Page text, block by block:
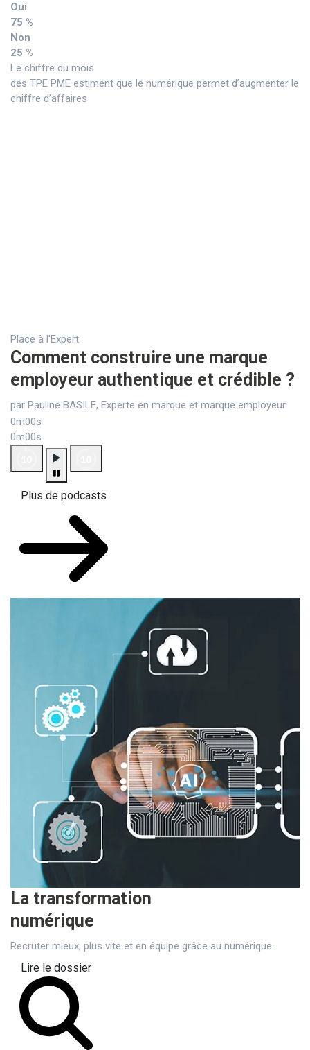
Oui
75 %
Non
25 %
Le chiffre du mois
des TPE PME estiment que le numérique permet d’augmenter le
chiffre d’affaires
Place à l'Expert
Comment construire une marque
employeur authentique et crédible ?
par Pauline BASILE, Experte en marque et marque employeur
0m00s
0m00s
Plus de podcasts
La transformation
numérique
Recruter mieux, plus vite et en équipe grâce au numérique.
Lire le dossier